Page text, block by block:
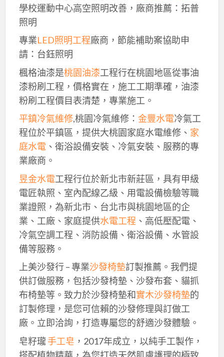
學校運動中心高空照明改善，廠商推薦：拓普
照明
專業LED照明工程廠商，節能補助案協助申
請：台鈺照明
楓格油漆是桃園油漆工程行在桃園地區從事油
漆粉刷工程，價格實在，施工工期準確，油漆
粉刷工程價目表清楚，專業施工。
平鎮冷氣維修,桃園冷氣維修： 金豐水電冷氣工
程位於平鎮區，提供大桃園家庭水電維修、 家
庭水電、衛浴設備安裝、冷氣安裝、服務的專
業廠商。
昱金水電工程行位於新北市新莊區，具有甲級
電匠執照、室內配線乙級、用電設備檢驗等職
業證照，為新北市、台北市與桃園地區的企
業、工廠、家庭提供水電工程 、高低壓配電、
冷氣空調工程、消防設備、衛浴設備、水管設
備等服務。
上美沙發行 – 專業沙發椅墊訂製推薦。我們提
供訂做服務，包括沙發椅墊、沙發布套、貓抓
布椅墊等。致力於沙發椅墊和實木沙發椅墊的
訂製修理，是您可信賴的沙發修理與訂做工
廠。立即洽詢，打造專屬您的舒適沙發體驗。
皂籽瓏手工皂 ，2017年成立，以純手工製作，